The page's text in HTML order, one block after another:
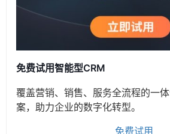
免费试用智能型CRM
覆盖营销、销售、服务全流程的一
案，助力企业的数字化转型。
免费试用